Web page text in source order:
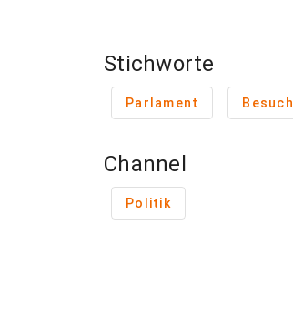
Stichworte
Parlament Besuch
Channel
Politik